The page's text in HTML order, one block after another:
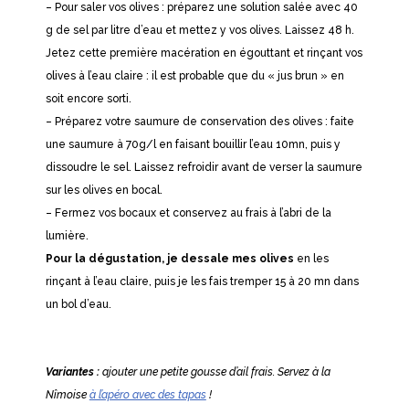
– Pour saler vos olives : préparez une solution salée avec 40
g de sel par litre d’eau et mettez y vos olives. Laissez 48 h.
Jetez cette première macération en égouttant et rinçant vos
olives à l’eau claire : il est probable que du « jus brun » en
soit encore sorti.
– Préparez votre saumure de conservation des olives : faite
une saumure à 70g/l en faisant bouillir l’eau 10mn, puis y
dissoudre le sel. Laissez refroidir avant de verser la saumure
sur les olives en bocal.
– Fermez vos bocaux et conservez au frais à l’abri de la
lumière.
Pour la dégustation, je dessale mes olives en les
rinçant à l’eau claire, puis je les fais tremper 15 à 20 mn dans
un bol d’eau.
Variantes :ajouter une petite gousse d’ail frais. Servez à la
Nîmoiseà l’apéro avec des tapas!